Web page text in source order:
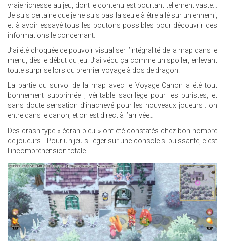
vraie richesse au jeu, dont le contenu est pourtant tellement vaste...
Je suis certaine que je ne suis pas la seule à être allé sur un ennemi,
et à avoir essayé tous les boutons possibles pour découvrir des
informations le concernant.
J’ai été choquée de pouvoir visualiser l’intégralité de la map dans le
menu, dès le début du jeu. J’ai vécu ça comme un spoiler, enlevant
toute surprise lors du premier voyage à dos de dragon.
La partie du survol de la map avec le Voyage Canon a été tout
bonnement supprimée ; véritable sacrilège pour les puristes, et
sans doute sensation d’inachevé pour les nouveaux joueurs : on
entre dans le canon, et on est direct à l’arrivée…
Des crash type « écran bleu » ont été constatés chez bon nombre
de joueurs… Pour un jeu si léger sur une console si puissante, c’est
l’incompréhension totale…
22.JPG